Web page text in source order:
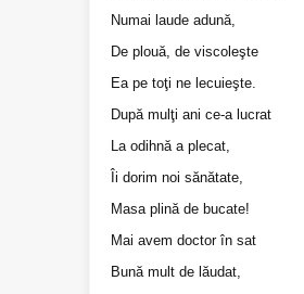
Numai laude adună,
De plouă, de viscoleşte
Ea pe toţi ne lecuieşte.
După mulţi ani ce-a lucrat
La odihnă a plecat,
Îi dorim noi sănătate,
Masa plină de bucate!
Mai avem doctor în sat
Bună mult de lăudat,